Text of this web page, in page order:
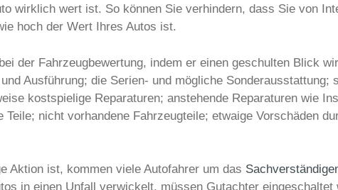
wirklich wert ist. So können Sie verhindern, dass Sie von
hoch der Wert Ihres Autos ist.
der Fahrzeugbewertung, indem er einen geschulten Blick
Ausführung; die Serien- und mögliche Sonderausstattung;
kostspielige Reparaturen; anstehende Reparaturen wie
nicht vorhandene Fahrzeugteile; etwaige Vorschäden
Aktion ist, kommen viele Autofahrer um das
in einen Unfall verwickelt, müssen Gutachter